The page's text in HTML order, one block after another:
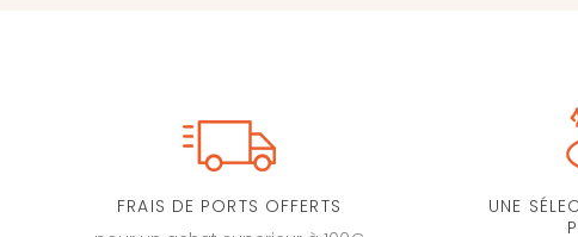
FRAIS DE PORTS OFFERTS
UNE